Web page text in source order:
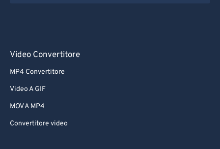
Video Convertitore
MP4 Convertitore
Video A GIF
MOV A MP4
Convertitore video